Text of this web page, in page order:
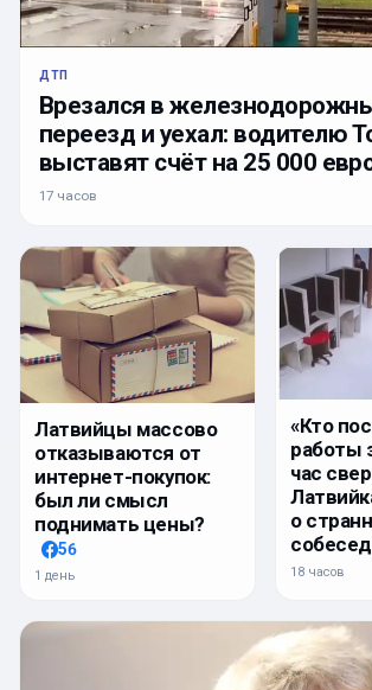
ДТП
Врезался в
переезд и уехал: водителю
выставят счёт на 25 000
17 часов
Латвийцы массово
отказываются от
интернет-покупок:
был ли смысл
поднимать цены?
56
1 день
«Кто
работы
час
о
18 часов